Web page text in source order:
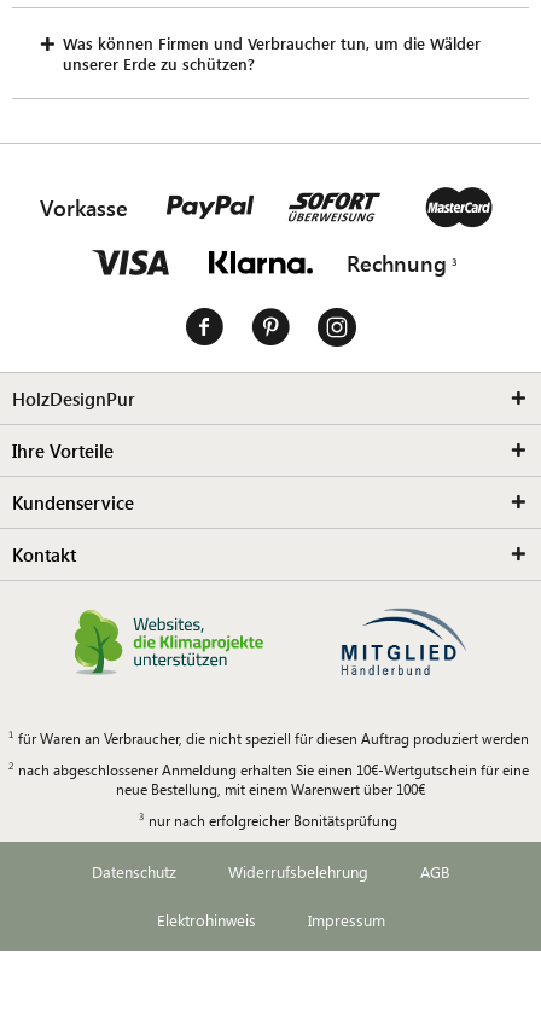
Was können Firmen und Verbraucher tun, um die Wälder
unserer Erde zu schützen?
Vorkasse
Rechnung
HolzDesignPur
Ihre Vorteile
Kundenservice
Kontakt
für Waren an Verbraucher, die nicht speziell für diesen Auftrag produziert werden
nach abgeschlossener Anmeldung erhalten Sie einen 10€-Wertgutschein für eine
neue Bestellung, mit einem Warenwert über 100€
nur nach erfolgreicher Bonitätsprüfung
Datenschutz Widerrufsbelehrung AGB
Elektrohinweis Impressum